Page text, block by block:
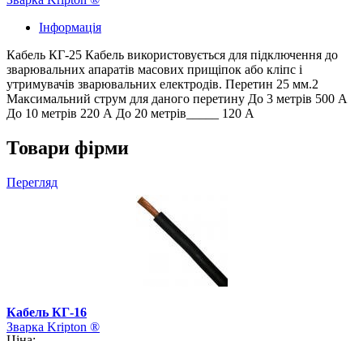
Інформація
Кабель КГ-25 Кабель використовується для підключення до
зварювальних апаратів масових прищіпок або кліпс і
утримувачів зварювальних електродів. Перетин 25 мм.2
Максимальний струм для даного перетину До 3 метрів 500 А
До 10 метрів 220 А До 20 метрів_____ 120 А
Товари фірми
Перегляд
Кабель КГ-16
Зварка Kripton ®